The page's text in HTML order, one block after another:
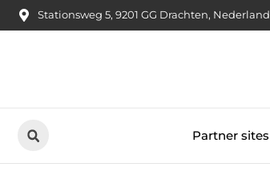
Stationsweg 5, 9201 GG Drachten, Nederland
Partner sites